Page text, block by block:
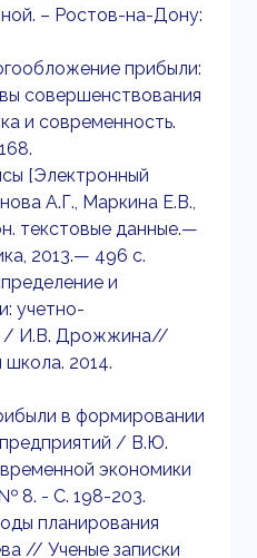
– Ростов-на-Дону:
прибыли:
совершенствования
и современность.
[Электронный
А.Г., Маркина Е.В.,
текстовые данные.—
2013.— 496 c.
и
учетно-
/ И.В. Дрожжина//
2014.
в формировании
/ В.Ю.
экономики
8. - С. 198-203.
планирования
// Ученые записки